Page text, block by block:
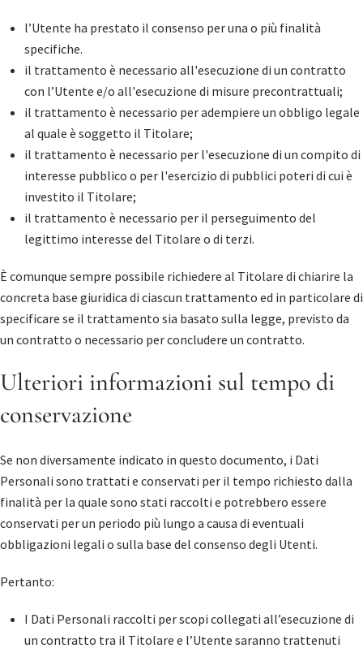
l’Utente ha prestato il consenso per una o più finalità
specifiche.
il trattamento è necessario all'esecuzione di un contratto
con l’Utente e/o all'esecuzione di misure precontrattuali;
il trattamento è necessario per adempiere un obbligo legale
al quale è soggetto il Titolare;
il trattamento è necessario per l'esecuzione di un compito di
interesse pubblico o per l'esercizio di pubblici poteri di cui è
investito il Titolare;
il trattamento è necessario per il perseguimento del
legittimo interesse del Titolare o di terzi.
È comunque sempre possibile richiedere al Titolare di chiarire la
concreta base giuridica di ciascun trattamento ed in particolare di
specificare se il trattamento sia basato sulla legge, previsto da
un contratto o necessario per concludere un contratto.
Ulteriori informazioni sul tempo di
conservazione
Se non diversamente indicato in questo documento, i Dati
Personali sono trattati e conservati per il tempo richiesto dalla
finalità per la quale sono stati raccolti e potrebbero essere
conservati per un periodo più lungo a causa di eventuali
obbligazioni legali o sulla base del consenso degli Utenti.
Pertanto:
I Dati Personali raccolti per scopi collegati all’esecuzione di
un contratto tra il Titolare e l’Utente saranno trattenuti